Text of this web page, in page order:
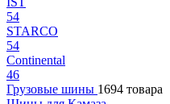
54
STARCO
54
Continental
46
Грузовые шины 1694 товара